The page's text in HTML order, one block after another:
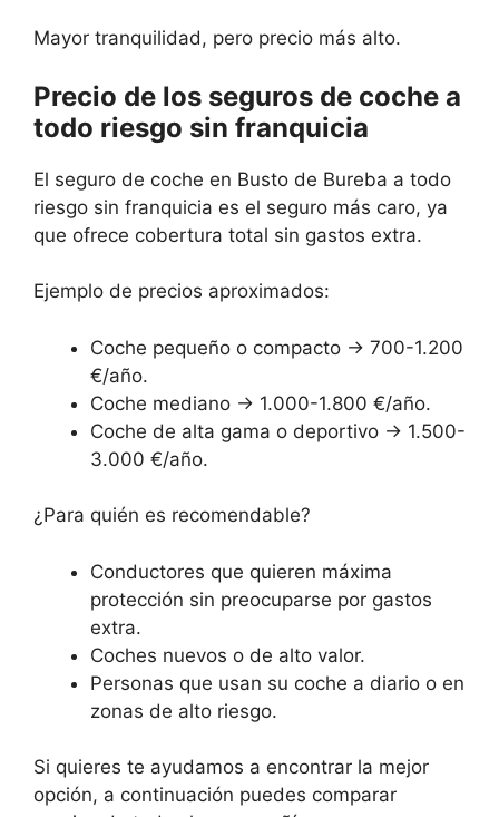
Mayor tranquilidad, pero precio más alto.
Precio de los seguros de coche a
todo riesgo sin franquicia
El seguro de coche en Busto de Bureba a todo
riesgo sin franquicia es el seguro más caro, ya
que ofrece cobertura total sin gastos extra.
Ejemplo de precios aproximados:
Coche pequeño o compacto → 700-1.200
€/año.
Coche mediano → 1.000-1.800 €/año.
Coche de alta gama o deportivo → 1.500-
3.000 €/año.
¿Para quién es recomendable?
Conductores que quieren máxima
protección sin preocuparse por gastos
extra.
Coches nuevos o de alto valor.
Personas que usan su coche a diario o en
zonas de alto riesgo.
Si quieres te ayudamos a encontrar la mejor
opción, a continuación puedes comparar